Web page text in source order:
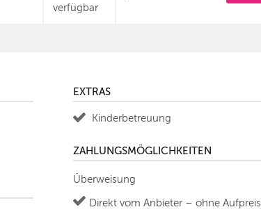
verfügbar
EXTRAS
Kinderbetreuung
ZAHLUNGSMÖGLICHKEITEN
Überweisung
Direkt vom Anbieter – ohne Aufpreis